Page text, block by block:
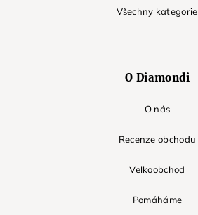
Všechny kategorie
O Diamondi
O nás
Recenze obchodu
Velkoobchod
Pomáháme